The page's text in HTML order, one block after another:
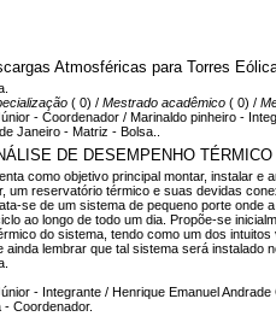
Atmosféricas para Torres
( 0) / Mestrado acadêmico ( 0) /
- Coordenador / Marinaldo pinheiro -
Janeiro - Matriz - Bolsa..
DE DESEMPENHO
como objetivo principal montar, instalar
um reservatório térmico e suas devidas
se de um sistema de pequeno porte
ao longo de todo um dia. Propõe-se
do sistema, tendo como um dos
lembrar que tal sistema será instalado
- Integrante / Henrique Emanuel
Coordenador.